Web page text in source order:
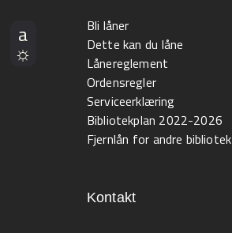
Bli låner
Dette kan du låne
Lånereglement
Ordensregler
Serviceerklæring
Bibliotekplan 2022-2026
Fjernlån for andre bibliotek
Kontakt